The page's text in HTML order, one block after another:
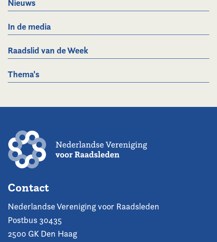
Nieuws
In de media
Raadslid van de Week
Thema's
Contact
Nederlandse Vereniging voor Raadsleden
Postbus 30435
2500 GK Den Haag